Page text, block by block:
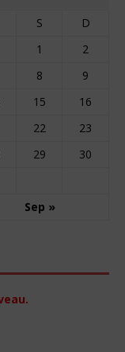
S
D
1
2
8
9
15
16
22
23
29
30
Sep »